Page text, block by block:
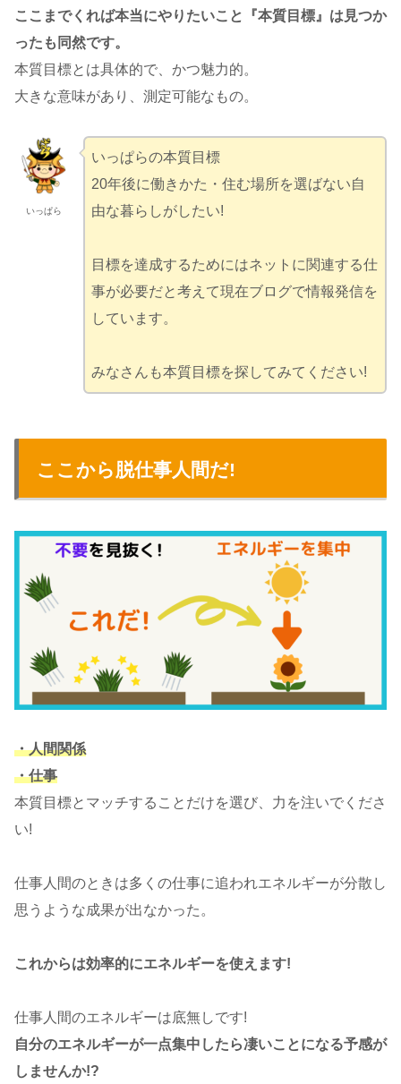
ここまでくれば本当にやりたいこと『本質目標』は見つか
ったも同然です。
本質目標とは具体的で、かつ魅力的。
大きな意味があり、測定可能なもの。
いっぱら
いっぱらの本質目標
20年後に働きかた・住む場所を選ばない自
由な暮らしがしたい!
目標を達成するためにはネットに関連する仕
事が必要だと考えて現在ブログで情報発信を
しています。
みなさんも本質目標を探してみてください!
ここから脱仕事人間だ!
・人間関係
・仕事
本質目標とマッチすることだけを選び、力を注いでくださ
い!
仕事人間のときは多くの仕事に追われエネルギーが分散し
思うような成果が出なかった。
これからは効率的にエネルギーを使えます!
仕事人間のエネルギーは底無しです!
自分のエネルギーが一点集中したら凄いことになる予感が
しませんか!?